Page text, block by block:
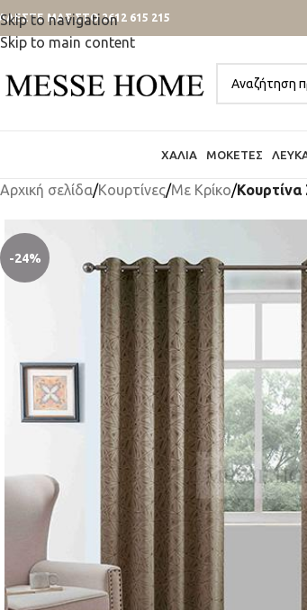
Skip to navigation
Skip to main content
ΜΑΣ ΣΤΟ 2612 615 215
ΧΑΛΙΆ ΜΟΚΈΤΕΣ
Αρχική σελίδα/Κουρτίνες/Mε Κρίκο/Κουρτίνα
-24%